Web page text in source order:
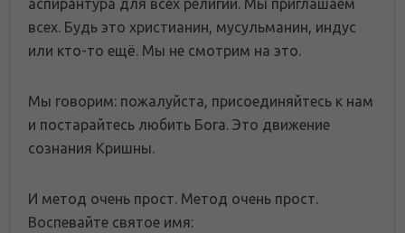
аспирантура для всех религий. Мы приглашаем
всех. Будь это христианин, мусульманин, индус
или кто-то ещё. Мы не смотрим на это.
Мы говорим: пожалуйста, присоединяйтесь к нам
и постарайтесь любить Бога. Это движение
сознания Кришны.
И метод очень прост. Метод очень прост.
Воспевайте святое имя: